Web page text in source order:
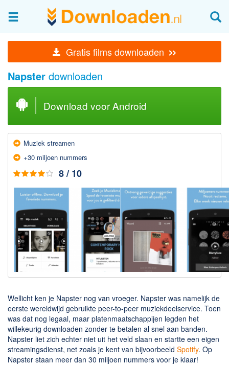
Gratis films downloaden »
Afbeeldingen & fotografie
Beheren en bekijken
Afbeelding & foto bewerken
Foto apps
Screenshots Maken
Audio & Video
Branden en Rippen
Converteren
Media streamen
Mediaspeler
Opnemen Audio en Video
Video bewerken
Downloaden
BitTorrent Clients
Nieuwslezers (Downloaden via usenet)
Onderhoud & Veiligheid
Computer opschonen
Veilig online
Productiviteit
Napster downloaden
Download voor Android
Muziek streamen
+30 miljoen nummers
8 / 10
Wellicht ken je Napster nog van vroeger. Napster was namelijk de
eerste wereldwijd gebruikte peer-to-peer muziekdeelservice. Toen
was dat nog legaal, maar platenmaatschappijen legden het
willekeurig downloaden zonder te betalen al snel aan banden.
Napster liet zich echter niet uit het veld slaan en startte een eigen
streamingsdienst, net zoals je kent van bijvoorbeeld Spotify. Op
Napster staan meer dan 30 miljoen nummers voor je klaar!